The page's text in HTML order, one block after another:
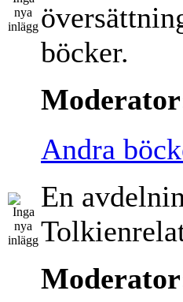
böcker.
Andra
En